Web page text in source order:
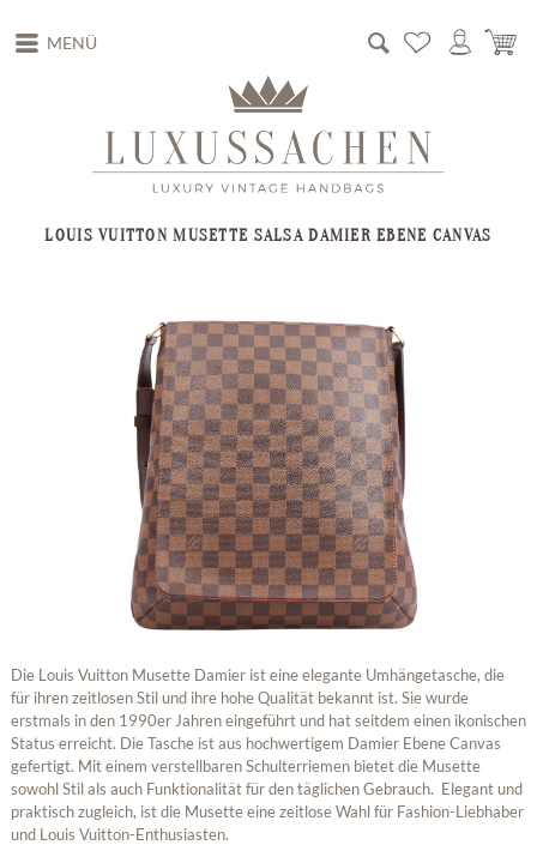
MENÜ
LOUIS VUITTON MUSETTE SALSA DAMIER EBENE CANVAS
Die Louis Vuitton Musette Damier ist eine elegante Umhängetasche, die
für ihren zeitlosen Stil und ihre hohe Qualität bekannt ist. Sie wurde
erstmals in den 1990er Jahren eingeführt und hat seitdem einen ikonischen
Status erreicht. Die Tasche ist aus hochwertigem Damier Ebene Canvas
gefertigt. Mit einem verstellbaren Schulterriemen bietet die Musette
sowohl Stil als auch Funktionalität für den täglichen Gebrauch. Elegant und
praktisch zugleich, ist die Musette eine zeitlose Wahl für Fashion-Liebhaber
und Louis Vuitton-Enthusiasten.